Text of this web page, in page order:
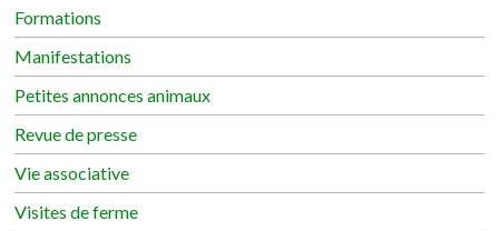
Formations
Manifestations
Petites annonces animaux
Revue de presse
Vie associative
Visites de ferme